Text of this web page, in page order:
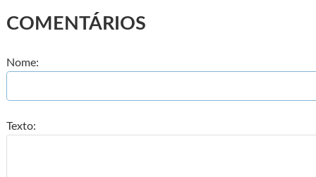
COMENTÁRIOS
Nome:
Texto: